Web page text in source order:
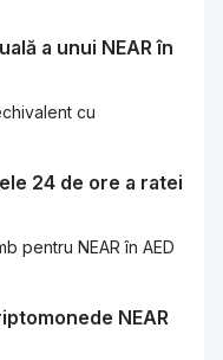
a unui NEARîn
cu
24 de ore a ratei
pentru NEAR în AED
NEAR